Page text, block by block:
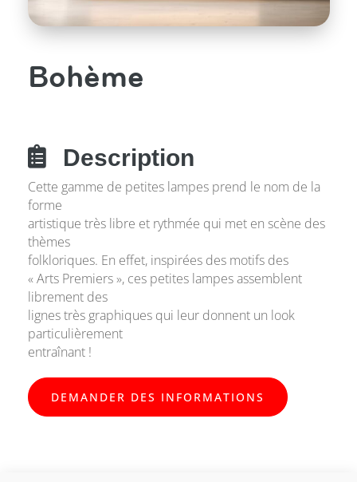
Bohème
 Description
Cette gamme de petites lampes prend le nom de la
forme
artistique très libre et rythmée qui met en scène des
thèmes
folkloriques. En effet, inspirées des motifs des
« Arts Premiers », ces petites lampes assemblent
librement des
lignes très graphiques qui leur donnent un look
particulièrement
entraînant !
DEMANDER DES INFORMATIONS